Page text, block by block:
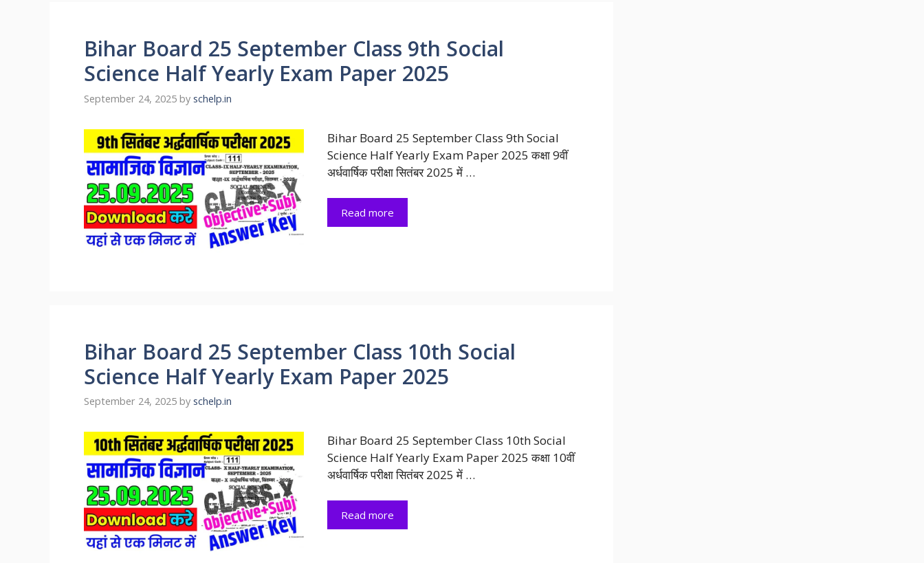
Bihar Board 25 September Class 9th Social
Science Half Yearly Exam Paper 2025
September 24, 2025 by schelp.in
Bihar Board 25 September Class 9th Social
Science Half Yearly Exam Paper 2025 कक्षा 9वीं
अर्धवार्षिक परीक्षा सितंबर 2025 में …
Read more
Bihar Board 25 September Class 10th Social
Science Half Yearly Exam Paper 2025
September 24, 2025 by schelp.in
Bihar Board 25 September Class 10th Social
Science Half Yearly Exam Paper 2025 कक्षा 10वीं
अर्धवार्षिक परीक्षा सितंबर 2025 में …
Read more